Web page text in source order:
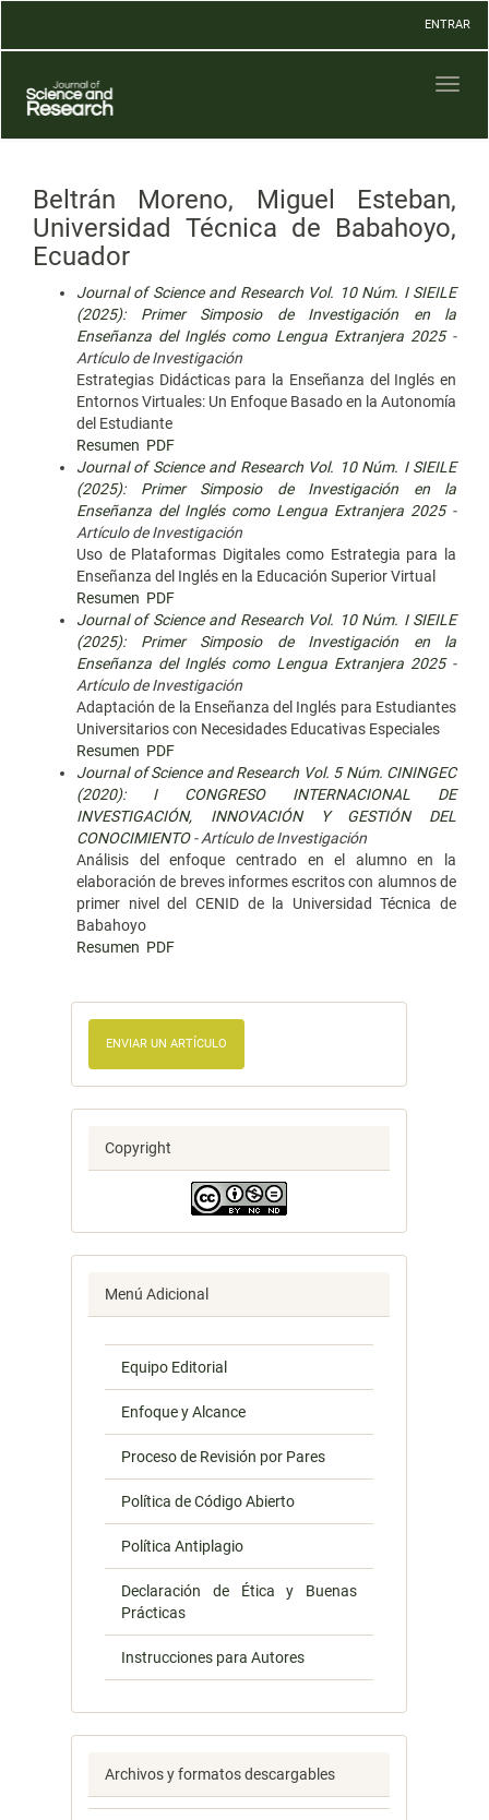
Contenido
Barra
lateral
ENTRAR
Beltrán Moreno, Miguel Esteban,
Universidad Técnica de Babahoyo,
Ecuador
Journal of Science and Research Vol. 10 Núm. I SIEILE
(2025): Primer Simposio de Investigación en la
Enseñanza del Inglés como Lengua Extranjera 2025-
Artículo de Investigación
Estrategias Didácticas para la Enseñanza del Inglés en
Entornos Virtuales: Un Enfoque Basado en la Autonomía
del Estudiante
Resumen PDF
Journal of Science and Research Vol. 10 Núm. I SIEILE
(2025): Primer Simposio de Investigación en la
Enseñanza del Inglés como Lengua Extranjera 2025-
Artículo de Investigación
Uso de Plataformas Digitales como Estrategia para la
Enseñanza del Inglés en la Educación Superior Virtual
Resumen PDF
Journal of Science and Research Vol. 10 Núm. I SIEILE
(2025): Primer Simposio de Investigación en la
Enseñanza del Inglés como Lengua Extranjera 2025-
Artículo de Investigación
Adaptación de la Enseñanza del Inglés para Estudiantes
Universitarios con Necesidades Educativas Especiales
Resumen PDF
Journal of Science and Research Vol. 5 Núm. CININGEC
(2020): I CONGRESO INTERNACIONAL DE
INVESTIGACIÓN, INNOVACIÓN Y GESTIÓN DEL
CONOCIMIENTO- Artículo de Investigación
Análisis del enfoque centrado en el alumno en la
elaboración de breves informes escritos con alumnos de
primer nivel del CENID de la Universidad Técnica de
Babahoyo
Resumen PDF
ENVIAR UN ARTÍCULO
Copyright
Menú Adicional
Equipo Editorial
Enfoque y Alcance
Proceso de Revisión por Pares
Política de Código Abierto
Política Antiplagio
Declaración de Ética y Buenas
Prácticas
Instrucciones para Autores
Archivos y formatos descargables